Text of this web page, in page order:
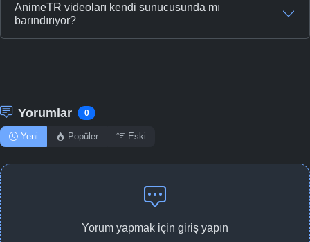
AnimeTR videoları kendi sunucusunda mı
barındırıyor?
Yorumlar 0
Yeni Popüler Eski
Yorum yapmak için giriş yapın